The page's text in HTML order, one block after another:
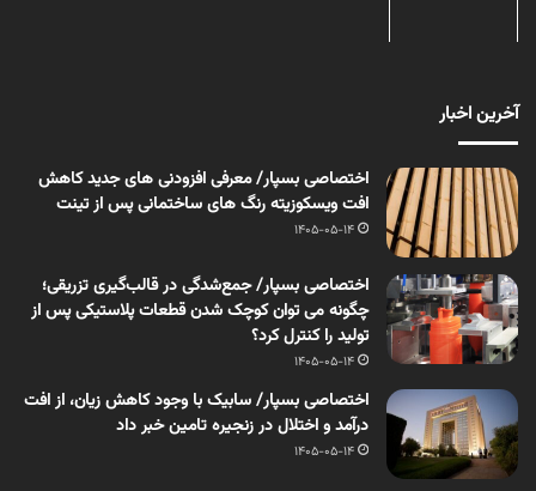
آخرین اخبار
اختصاصی بسپار/ معرفی افزودنی های جدید کاهش
افت ویسکوزیته رنگ های ساختمانی پس از تینت
1405-05-14
اختصاصی بسپار/ جمع‌شدگی در قالب‌گیری تزریقی؛
چگونه می توان کوچک شدن قطعات پلاستیکی پس از
تولید را کنترل کرد؟
1405-05-14
اختصاصی بسپار/ سابیک با وجود کاهش زیان، از افت
درآمد و اختلال در زنجیره تامین خبر داد
1405-05-14